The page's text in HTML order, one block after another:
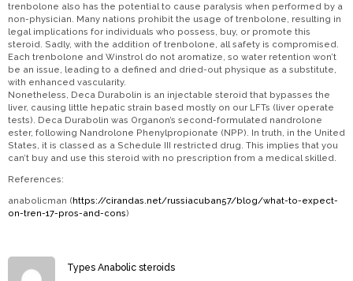
trenbolone also has the potential to cause paralysis when performed by a
non-physician. Many nations prohibit the usage of trenbolone, resulting in
legal implications for individuals who possess, buy, or promote this
steroid. Sadly, with the addition of trenbolone, all safety is compromised.
Each trenbolone and Winstrol do not aromatize, so water retention won’t
be an issue, leading to a defined and dried-out physique as a substitute,
with enhanced vascularity.
Nonetheless, Deca Durabolin is an injectable steroid that bypasses the
liver, causing little hepatic strain based mostly on our LFTs (liver operate
tests). Deca Durabolin was Organon’s second-formulated nandrolone
ester, following Nandrolone Phenylpropionate (NPP). In truth, in the United
States, it is classed as a Schedule III restricted drug. This implies that you
can’t buy and use this steroid with no prescription from a medical skilled.
References:
anabolicman (https://cirandas.net/russiacuban57/blog/what-to-expect-
on-tren-17-pros-and-cons)
Types Anabolic steroids